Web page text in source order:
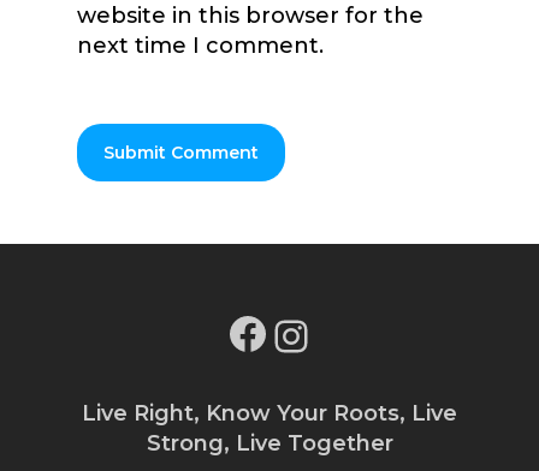
website in this browser for the
next time I comment.
Facebook
Live Right, Know Your Roots, Live
Strong, Live Together